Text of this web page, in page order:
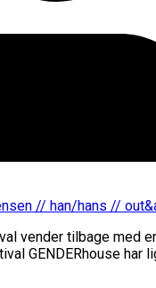
// han/hans //
vender tilbage med
GENDERhouse har